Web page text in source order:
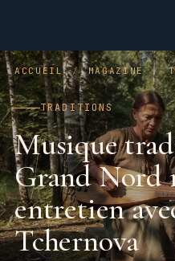
ACCUEIL / MAGAZINE /
TRADITIONS
Musique
Grand Nord
entretien
Tchernova